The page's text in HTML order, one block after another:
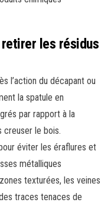
les résidus
l’action du décapant ou
la spatule en
par rapport à la
creuser le bois.
éviter les éraflures et
métalliques
texturées, les veines
traces tenaces de